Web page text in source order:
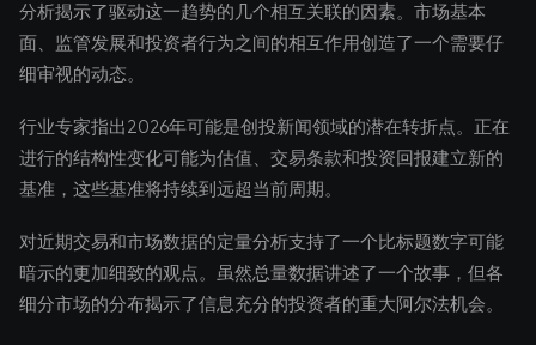
分析揭示了驱动这一趋势的几个相互关联的因素。市场基本
面、监管发展和投资者行为之间的相互作用创造了一个需要仔
细审视的动态。
行业专家指出2026年可能是创投新闻领域的潜在转折点。正在
进行的结构性变化可能为估值、交易条款和投资回报建立新的
基准，这些基准将持续到远超当前周期。
对近期交易和市场数据的定量分析支持了一个比标题数字可能
暗示的更加细致的观点。虽然总量数据讲述了一个故事，但各
细分市场的分布揭示了信息充分的投资者的重大阿尔法机会。